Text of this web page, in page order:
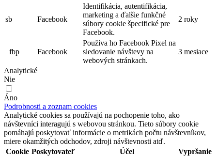
sb Facebook
Identifikácia, autentifikácia,
marketing a ďalšie funkčné
súbory cookie špecifické pre
Facebook.
2 roky
_fbp Facebook
Používa ho Facebook Pixel na
sledovanie návštevy na
webových stránkach.
3 mesiace
Analytické
Nie
Áno
Podrobnosti a zoznam cookies
Analytické cookies sa používajú na pochopenie toho, ako
návštevníci interagujú s webovou stránkou. Tieto súbory cookie
pomáhajú poskytovať informácie o metrikách počtu návštevníkov,
miere okamžitých odchodov, zdroji návštevnosti atď.
Cookie Poskytovateľ Účel Vypršanie